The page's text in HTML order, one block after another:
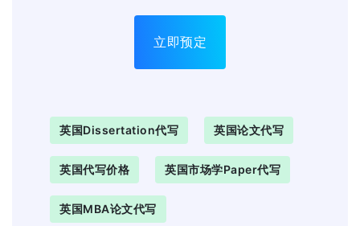
立即预定
英国Dissertation代写 英国论文代写
英国代写价格 英国市场学Paper代写
英国MBA论文代写